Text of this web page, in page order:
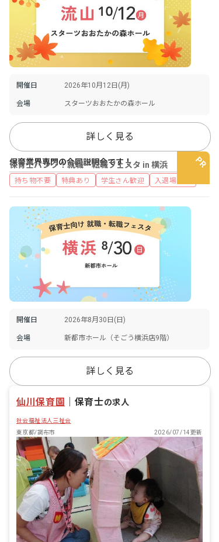
開催日 2026年10月12日(月)
会場 スターツおおたかの森ホール
詳しく見る
保育士バンク！就職・転職フェスタ in 横浜
保育業界専門の合同説明会です！
持ち物不要 特典あり 学生さん歓迎 入退場自由
開催日 2026年8月30日(日)
会場 新都市ホール（そごう横浜店9階）
詳しく見る
仙川保育園 保育士の求人
社会福祉法人三祉会
東京都/調布市
2026/07/14更新